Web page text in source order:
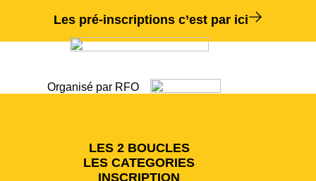
Les pré-inscriptions c’est par ici
Organisé par RFO
LES 2 BOUCLES
LES CATEGORIES
INSCRIPTION